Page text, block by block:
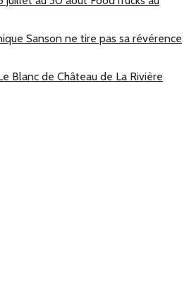
Sanson ne tire pas sa révérence
Blanc de Château de La Rivière